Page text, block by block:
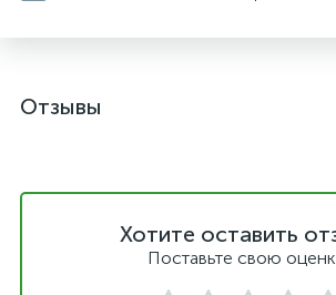
Отзывы
Хотите оставить
Поставьте свою